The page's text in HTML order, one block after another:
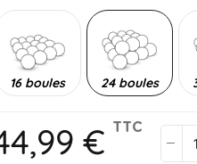
16 boules 24 boules
€ TTC